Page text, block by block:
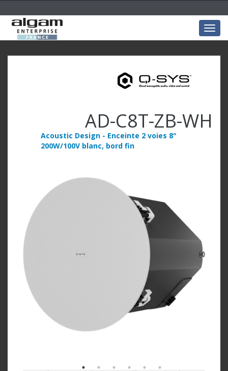
AD-C8T-ZB-WH
Acoustic Design - Enceinte 2 voies 8"
200W/100V blanc, bord fin